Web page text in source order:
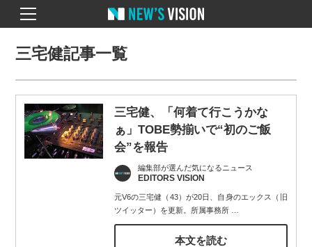
三宅健記事一覧
三宅健、「何着て行こうかな
ぁ」TOBE勢揃いで“初のご飯
会”を報告
編集部が選んだ気になるニュース
EDITORS VISION
元V6の三宅健（43）が20日、自身のエックス（旧
ツイッター）を更新。所属事務所…
本文を読む